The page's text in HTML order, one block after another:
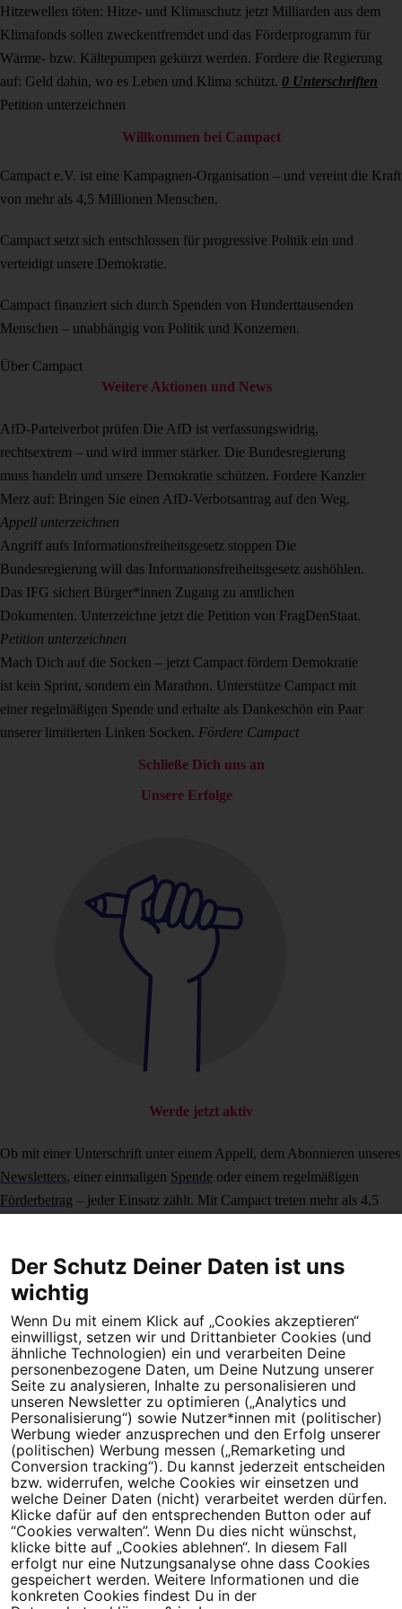
Hitzewellen töten: Hitze- und Klimaschutz jetzt Milliarden aus dem
Klimafonds sollen zweckentfremdet und das Förderprogramm für
Wärme- bzw. Kältepumpen gekürzt werden. Fordere die Regierung
auf: Geld dahin, wo es Leben und Klima schützt. 0 Unterschriften
Petition unterzeichnen
Willkommen bei Campact
Campact e.V. ist eine Kampagnen-Organisation – und vereint die Kraft
von mehr als 4,5 Millionen Menschen.
Campact setzt sich entschlossen für progressive Politik ein und
verteidigt unsere Demokratie.
Campact finanziert sich durch Spenden von Hunderttausenden
Menschen – unabhängig von Politik und Konzernen.
Über Campact
Weitere Aktionen und News
AfD-Parteiverbot prüfen Die AfD ist verfassungswidrig,
rechtsextrem – und wird immer stärker. Die Bundesregierung
muss handeln und unsere Demokratie schützen. Fordere Kanzler
Merz auf: Bringen Sie einen AfD-Verbotsantrag auf den Weg.
Appell unterzeichnen
Angriff aufs Informationsfreiheitsgesetz stoppen Die
Bundesregierung will das Informationsfreiheitsgesetz aushöhlen.
Das IFG sichert Bürger*innen Zugang zu amtlichen
Dokumenten. Unterzeichne jetzt die Petition von FragDenStaat.
Petition unterzeichnen
Mach Dich auf die Socken – jetzt Campact fördern Demokratie
ist kein Sprint, sondern ein Marathon. Unterstütze Campact mit
einer regelmäßigen Spende und erhalte als Dankeschön ein Paar
unserer limitierten Linken Socken. Fördere Campact
Schließe Dich uns an
Unsere Erfolge
Werde jetzt aktiv
Ob mit einer Unterschrift unter einem Appell, dem Abonnieren unseres
Newsletters, einer einmaligen Spende oder einem regelmäßigen
Förderbetrag – jeder Einsatz zählt. Mit Campact treten mehr als 4,5
Demokratie. AufWeAct, der Petitionsplattform von Campact, kannst
Du selbst Politik bewegen: mit Deiner eigenen
Dein Engagement macht den Unterschied. Schließe Dich 4,5
Millionen Menschen an.
Newsletter bestellen
Der Schutz Deiner Daten ist uns
wichtig
Wenn Du mit einem Klick auf „Cookies akzeptieren“
einwilligst, setzen wir und Drittanbieter Cookies (und
ähnliche Technologien) ein und verarbeiten Deine
personenbezogene Daten, um Deine Nutzung unserer
Seite zu analysieren, Inhalte zu personalisieren und
unseren Newsletter zu optimieren („Analytics und
Personalisierung“) sowie Nutzer*innen mit (politischer)
Werbung wieder anzusprechen und den Erfolg unserer
(politischen) Werbung messen („Remarketing und
Conversion tracking“). Du kannst jederzeit entscheiden
bzw. widerrufen, welche Cookies wir einsetzen und
welche Deiner Daten (nicht) verarbeitet werden dürfen.
Klicke dafür auf den entsprechenden Button oder auf
“Cookies verwalten”. Wenn Du dies nicht wünschst,
klicke bitte auf „Cookies ablehnen“. In diesem Fall
erfolgt nur eine Nutzungsanalyse ohne dass Cookies
gespeichert werden. Weitere Informationen und die
konkreten Cookies findest Du in der